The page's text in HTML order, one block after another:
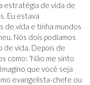
estratégia de vida de
Eu estava
de vida e tinha mundos
Nós dois podíamos
vida. Depois de
como: 'Não me sinto
que você seja
evangelista-chefe ou